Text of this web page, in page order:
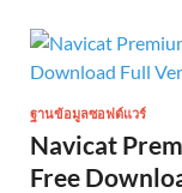
ฐานข้อมูลซอฟต์แวร์
Navicat
Free